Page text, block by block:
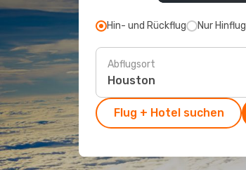
Hin- und Rückflug Nur Hinflug
Abflugsort
Flug + Hotel suchen